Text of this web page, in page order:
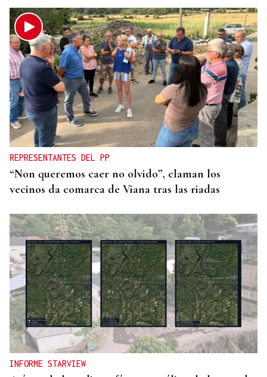
REPRESENTANTES DEL PP
“Non queremos caer no olvido”, claman los
vecinos da comarca de Viana tras las riadas
INFORME STARVIEW